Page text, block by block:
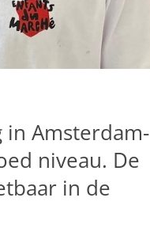
Amsterdam-
niveau. De
in de